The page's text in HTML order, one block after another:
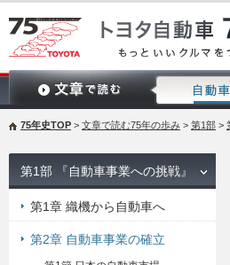
75年史TOP > 文章で読む75年の歩み > 第1部 >
第1部 『自動車事業への挑戦』
第1章 織機から自動車へ
第2章 自動車事業の確立